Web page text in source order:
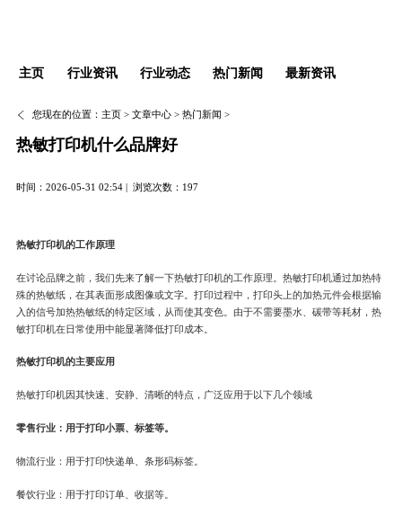
主页 行业资讯 行业动态 热门新闻 最新资讯
您现在的位置：主页 >文章中心 >热门新闻 >
热敏打印机什么品牌好
时间：2026-05-31 02:54 | 浏览次数：197
热敏打印机的工作原理
在讨论品牌之前，我们先来了解一下热敏打印机的工作原理。热敏打印机通过加热特
殊的热敏纸，在其表面形成图像或文字。打印过程中，打印头上的加热元件会根据输
入的信号加热热敏纸的特定区域，从而使其变色。由于不需要墨水、碳带等耗材，热
敏打印机在日常使用中能显著降低打印成本。
热敏打印机的主要应用
热敏打印机因其快速、安静、清晰的特点，广泛应用于以下几个领域
零售行业：用于打印小票、标签等。
物流行业：用于打印快递单、条形码标签。
餐饮行业：用于打印订单、收据等。